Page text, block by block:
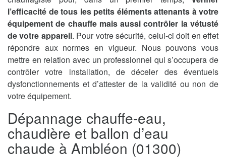
l’efficacité de tous les petits éléments attenants à votre
équipement de chauffe mais aussi contrôler la vétusté
de votre appareil. Pour votre sécurité, celui-ci doit en effet
répondre aux normes en vigueur. Nous pouvons vous
mettre en relation avec un professionnel qui s’occupera de
contrôler votre installation, de déceler des éventuels
dysfonctionnements et d’attester de la validité ou non de
votre équipement.
Dépannage chauffe-eau,
chaudière et ballon d’eau
chaude à Ambléon (01300)